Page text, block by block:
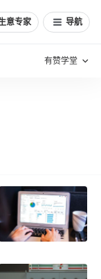
意专家 导航
有赞学堂